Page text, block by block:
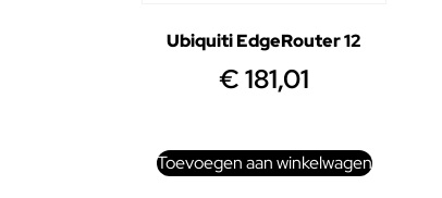
Ubiquiti EdgeRouter 12
€181,01
Toevoegen aan winkelwagen